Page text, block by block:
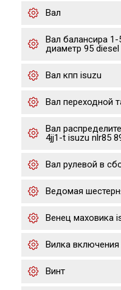
Вал
Вал балансира
диаметр 95 diesel
Вал кпп isuzu
Вал переходной
Вал
4jj1-t isuzu nlr85
Вал рулевой в
Ведомая
Венец маховика
Вилка
Винт